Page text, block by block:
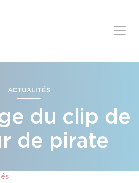
ACTUALITÉS
du clip de
de pirate
cookies